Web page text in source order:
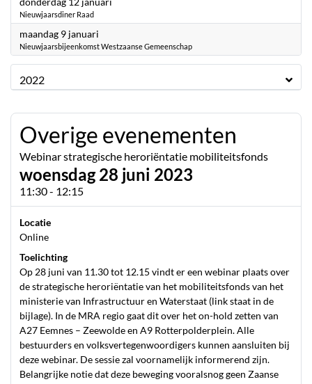
Nieuwjaarsdiner Raad
maandag 9 januari
Nieuwjaarsbijeenkomst Westzaanse Gemeenschap
2022
Overige evenementen
Webinar strategische heroriëntatie mobiliteitsfonds
woensdag 28 juni 2023
11:30 - 12:15
Locatie
Online
Toelichting
Op 28 juni van 11.30 tot 12.15 vindt er een webinar plaats over
de strategische heroriëntatie van het mobiliteitsfonds van het
ministerie van Infrastructuur en Waterstaat (link staat in de
bijlage). In de MRA regio gaat dit over het on-hold zetten van
A27 Eemnes – Zeewolde en A9 Rotterpolderplein. Alle
bestuurders en volksvertegenwoordigers kunnen aansluiten bij
deze webinar. De sessie zal voornamelijk informerend zijn.
Belangrijke notie dat deze beweging vooralsnog geen Zaanse